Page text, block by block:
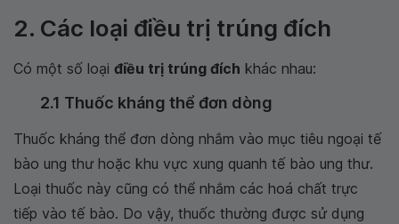
2. Các loại điều trị trúng đích
Có một số loại điều trị trúng đích khác nhau:
2.1 Thuốc kháng thể đơn dòng
Thuốc kháng thể đơn dòng nhắm vào mục tiêu ngoại tế
bào ung thư hoặc khu vực xung quanh tế bào ung thư.
Loại thuốc này cũng có thể nhắm các hoá chất trực
tiếp vào tế bào. Do vậy, thuốc thường được sử dụng